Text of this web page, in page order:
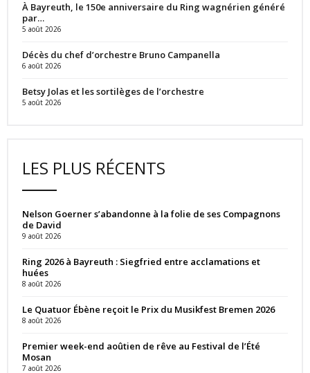
À Bayreuth, le 150e anniversaire du Ring wagnérien généré
par…
5 août 2026
Décès du chef d’orchestre Bruno Campanella
6 août 2026
Betsy Jolas et les sortilèges de l’orchestre
5 août 2026
LES PLUS RÉCENTS
Nelson Goerner s’abandonne à la folie de ses Compagnons
de David
9 août 2026
Ring 2026 à Bayreuth : Siegfried entre acclamations et
huées
8 août 2026
Le Quatuor Ébène reçoit le Prix du Musikfest Bremen 2026
8 août 2026
Premier week-end aoûtien de rêve au Festival de l’Été
Mosan
7 août 2026